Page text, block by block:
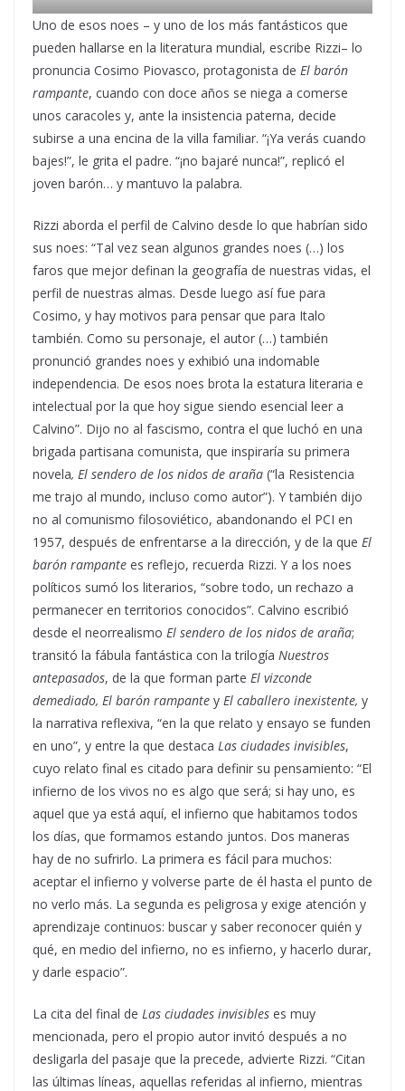
Uno de esos noes – y uno de los más fantásticos que
pueden hallarse en la literatura mundial, escribe Rizzi– lo
pronuncia Cosimo Piovasco, protagonista de El barón
rampante, cuando con doce años se niega a comerse
unos caracoles y, ante la insistencia paterna, decide
subirse a una encina de la villa familiar. “¡Ya verás cuando
bajes!”, le grita el padre. “¡no bajaré nunca!”, replicó el
joven barón… y mantuvo la palabra.
Rizzi aborda el perfil de Calvino desde lo que habrían sido
sus noes: “Tal vez sean algunos grandes noes (…) los
faros que mejor definan la geografía de nuestras vidas, el
perfil de nuestras almas. Desde luego así fue para
Cosimo, y hay motivos para pensar que para Italo
también. Como su personaje, el autor (…) también
pronunció grandes noes y exhibió una indomable
independencia. De esos noes brota la estatura literaria e
intelectual por la que hoy sigue siendo esencial leer a
Calvino”. Dijo no al fascismo, contra el que luchó en una
brigada partisana comunista, que inspiraría su primera
novela, El sendero de los nidos de araña (“la Resistencia
me trajo al mundo, incluso como autor”). Y también dijo
no al comunismo filosoviético, abandonando el PCI en
1957, después de enfrentarse a la dirección, y de la que El
barón rampante es reflejo, recuerda Rizzi. Y a los noes
políticos sumó los literarios, “sobre todo, un rechazo a
permanecer en territorios conocidos”. Calvino escribió
desde el neorrealismo El sendero de los nidos de araña;
transitó la fábula fantástica con la trilogía Nuestros
antepasados, de la que forman parte El vizconde
demediado, El barón rampante y El caballero inexistente, y
la narrativa reflexiva, “en la que relato y ensayo se funden
en uno”, y entre la que destaca Las ciudades invisibles,
cuyo relato final es citado para definir su pensamiento: “El
infierno de los vivos no es algo que será; si hay uno, es
aquel que ya está aquí, el infierno que habitamos todos
los días, que formamos estando juntos. Dos maneras
hay de no sufrirlo. La primera es fácil para muchos:
aceptar el infierno y volverse parte de él hasta el punto de
no verlo más. La segunda es peligrosa y exige atención y
aprendizaje continuos: buscar y saber reconocer quién y
qué, en medio del infierno, no es infierno, y hacerlo durar,
y darle espacio”.
La cita del final de Las ciudades invisibles es muy
mencionada, pero el propio autor invitó después a no
desligarla del pasaje que la precede, advierte Rizzi. “Citan
las últimas líneas, aquellas referidas al infierno, mientras